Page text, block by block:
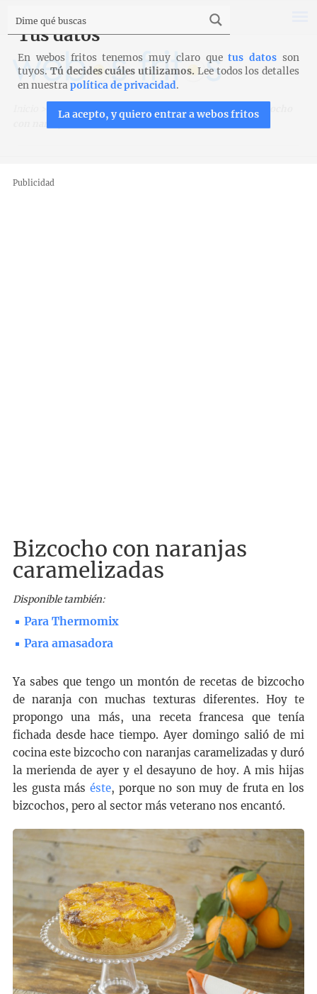
Recetas Bizcochos, magdalenas y galletas >
con naranjas caramelizadas
Publicidad
Bizcocho con naranjas
caramelizadas
Disponible también:
Para Thermomix
Para amasadora
Ya sabes que tengo un montón de recetas de bizcocho
de naranja con muchas texturas diferentes. Hoy te
propongo una más, una receta francesa que tenía
fichada desde hace tiempo. Ayer domingo salió de mi
cocina este bizcocho con naranjas caramelizadas y duró
la merienda de ayer y el desayuno de hoy. A mis hijas
les gusta más éste, porque no son muy de fruta en los
bizcochos, pero al sector más veterano nos encantó.
Tus datos
En webos fritos tenemos muy claro quetus datos son
tuyos. Tú decides cuáles utilizamos. Lee todos los detalles
en nuestrapolítica de privacidad.
La acepto, y quiero entrar a webos fritos